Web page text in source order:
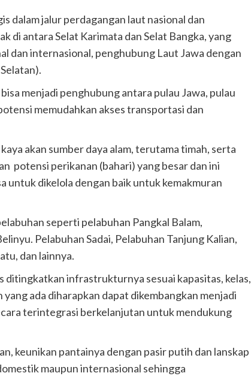
dalam jalur perdagangan laut nasional dan
antara Selat Karimata dan Selat Bangka, yang
dan internasional, penghubung Laut Jawa dengan
menjadi penghubung antara pulau Jawa, pulau
memudahkan akses transportasi dan
akan sumber daya alam, terutama timah, serta
potensi perikanan (bahari) yang besar dan ini
untuk dikelola dengan baik untuk kemakmuran
seperti pelabuhan Pangkal Balam,
Pelabuhan Sadai, Pelabuhan Tanjung Kalian,
dan lainnya.
infrastrukturnya sesuai kapasitas, kelas,
ada diharapkan dapat dikembangkan menjadi
terintegrasi berkelanjutan untuk mendukung
keunikan pantainya dengan pasir putih dan lanskap
maupun internasional sehingga